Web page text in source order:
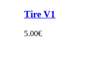
Tire V1
5.00€